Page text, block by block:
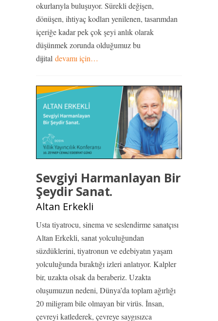
okurlarıyla buluşuyor. Sürekli değişen,
dönüşen, ihtiyaç kodları yenilenen, tasarımdan
içeriğe kadar pek çok şeyi anlık olarak
düşünmek zorunda olduğumuz bu
dijital devamı için…
Sevgiyi Harmanlayan Bir
Şeydir Sanat.
Altan Erkekli
Usta tiyatrocu, sinema ve seslendirme sanatçısı
Altan Erkekli, sanat yolculuğundan
süzdüklerini, tiyatronun ve edebiyatın yaşam
yolculuğunda bıraktığı izleri anlatıyor. Kalpler
bir, uzakta olsak da beraberiz. Uzakta
oluşumuzun nedeni, Dünya’da toplam ağırlığı
20 miligram bile olmayan bir virüs. İnsan,
çevreyi katlederek, çevreye saygısızca